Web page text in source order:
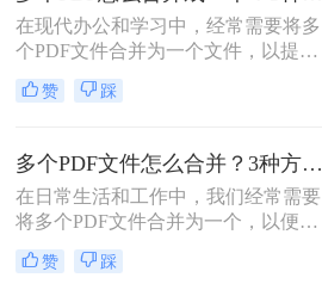
在现代办公和学习中，经常需要将多
个PDF文件合并为一个文件，以提高
文档管理的便利性和效率。那么多个
pdf怎么合并成一个pdf呢？本文将介
赞 踩
多个PDF文件怎么合并？3种方法，1分钟轻松搞定！!
在日常生活和工作中，我们经常需要
将多个PDF文件合并为一个，以便于
分享、存档或打印。那么如何合并pdf
文件呢？本文将介绍三种常用的PDF
赞 踩